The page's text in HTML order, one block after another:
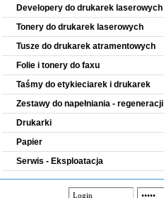
Developery do drukarek laserowych
Tonery do drukarek laserowych
Tusze do drukarek atramentowych
Folie i tonery do faxu
Taśmy do etykieciarek i drukarek
Zestawy do napełniania - regeneracji
Drukarki
Papier
Serwis - Eksploatacja